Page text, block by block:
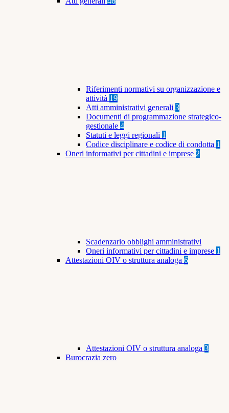
Riferimenti normativi su organizzazione e
attività 19
Atti amministrativi generali 3
Documenti di programmazione strategico-
gestionale 4
Statuti e leggi regionali 1
Codice disciplinare e codice di condotta 1
Oneri informativi per cittadini e imprese 2
Scadenzario obblighi amministrativi
Oneri informativi per cittadini e imprese 1
Attestazioni OIV o struttura analoga 6
Attestazioni OIV o struttura analoga 3
Burocrazia zero